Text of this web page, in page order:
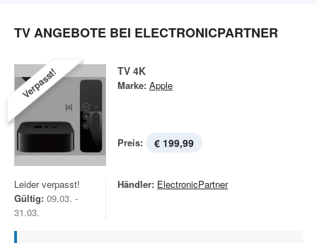
TV ANGEBOTE BEI ELECTRONICPARTNER
Verpasst! TV 4K
Marke: Apple
Preis: € 199,99
Leider verpasst!
Gültig: 09.03. -
31.03.
Händler: ElectronicPartner